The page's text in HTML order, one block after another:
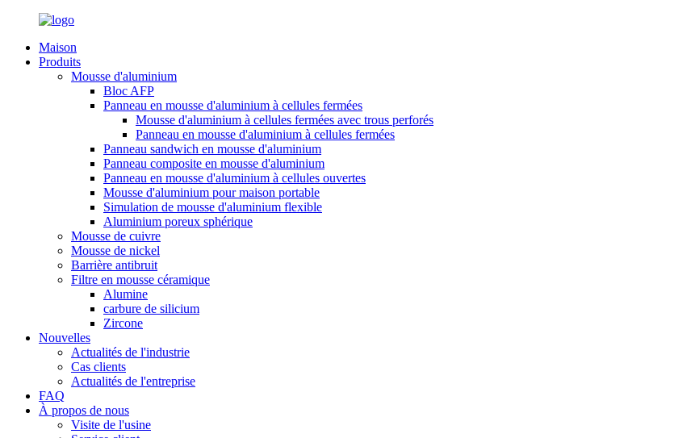
Maison
Produits
Mousse d'aluminium
Bloc AFP
Panneau en mousse d'aluminium à cellules fermées
Mousse d'aluminium à cellules fermées avec trous perforés
Panneau en mousse d'aluminium à cellules fermées
Panneau sandwich en mousse d'aluminium
Panneau composite en mousse d'aluminium
Panneau en mousse d'aluminium à cellules ouvertes
Mousse d'aluminium pour maison portable
Simulation de mousse d'aluminium flexible
Aluminium poreux sphérique
Mousse de cuivre
Mousse de nickel
Barrière antibruit
Filtre en mousse céramique
Alumine
carbure de silicium
Zircone
Nouvelles
Actualités de l'industrie
Cas clients
Actualités de l'entreprise
FAQ
À propos de nous
Visite de l'usine